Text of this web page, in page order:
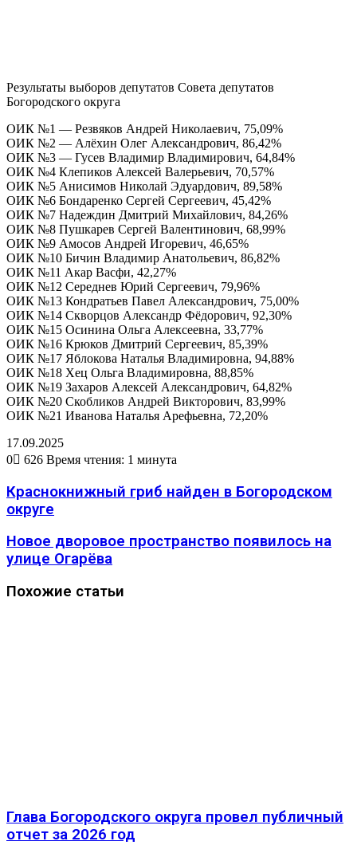
Результаты выборов депутатов Совета депутатов
Богородского округа
ОИК №1 — Резвяков Андрей Николаевич, 75,09%
ОИК №2 — Алёхин Олег Александрович, 86,42%
ОИК №3 — Гусев Владимир Владимирович, 64,84%
ОИК №4 Клепиков Алексей Валерьевич, 70,57%
ОИК №5 Анисимов Николай Эдуардович, 89,58%
ОИК №6 Бондаренко Сергей Сергеевич, 45,42%
ОИК №7 Надеждин Дмитрий Михайлович, 84,26%
ОИК №8 Пушкарев Сергей Валентинович, 68,99%
ОИК №9 Амосов Андрей Игоревич, 46,65%
ОИК №10 Бичин Владимир Анатольевич, 86,82%
ОИК №11 Акар Васфи, 42,27%
ОИК №12 Середнев Юрий Сергеевич, 79,96%
ОИК №13 Кондратьев Павел Александрович, 75,00%
ОИК №14 Скворцов Александр Фёдорович, 92,30%
ОИК №15 Осинина Ольга Алексеевна, 33,77%
ОИК №16 Крюков Дмитрий Сергеевич, 85,39%
ОИК №17 Яблокова Наталья Владимировна, 94,88%
ОИК №18 Хец Ольга Владимировна, 88,85%
ОИК №19 Захаров Алексей Александрович, 64,82%
ОИК №20 Скобликов Андрей Викторович, 83,99%
ОИК №21 Иванова Наталья Арефьевна, 72,20%
17.09.2025
0
626 Время чтения: 1 минута
Краснокнижный гриб найден в Богородском
округе
Новое дворовое пространство появилось на
улице Огарёва
Похожие статьи
Глава Богородского округа провел публичный
отчет за 2026 год